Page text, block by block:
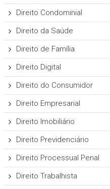
Direito Condominial
Direito da Saúde
Direito de Família
Direito Digital
Direito do Consumidor
Direito Empresarial
Direito Imobiliário
Direito Previdenciário
Direito Processual Penal
Direito Trabalhista